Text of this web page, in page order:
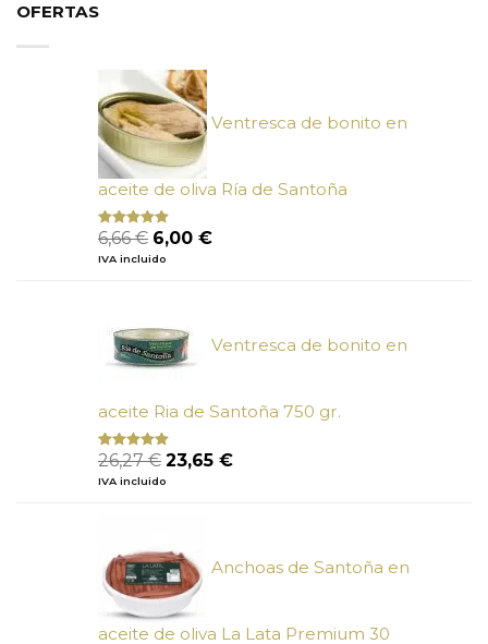
OFERTAS
Ventresca de bonito en
aceite de oliva Ría de Santoña
Valorado
con
de 5
6,66€ El
precio
6,00 €El
IVA incluido
Ventresca de bonito en
aceite Ria de Santoña 750 gr.
Valorado
con
5
26,27€ El
precio
23,65 €El
IVA incluido
Anchoas de Santoña en
aceite de oliva La Lata Premium 30